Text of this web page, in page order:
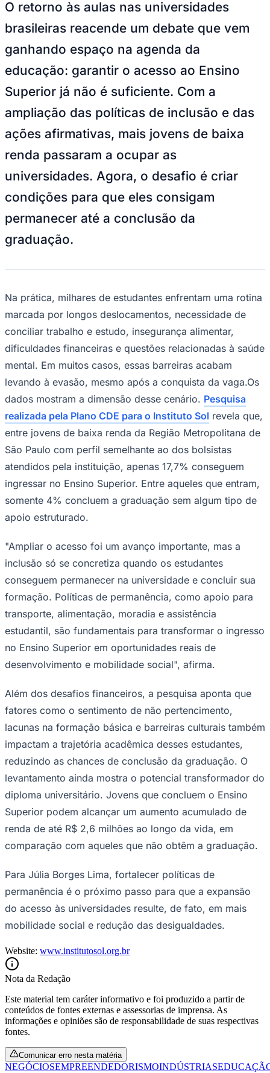
MutingaJardim ParaísoJardim Paulista Jardim ReginaliceJardim São
TupãJardim TupanciMutingaNova AldeinhaOsascoParque dos
Parque Viana
do Bom Jesus Recanto PhrynéaSantana de
Parnaíba
Tamboré Vale do Sol Vila Barros
do CondeVila Engenho Novo Vila MárciaVila Nossa Sra. da
Para Sua Empresa
Anuncie no Portal
Divulgar VagasNovo
Turismo
Hospitais Estaduais
Santana de Parnaíba
Anuncie Regional
Guia de Empresas
Vagas na RegiãoNovo
Hub de Negócios
Guia Comercial
Portal Educacional
Agenda de Vestibulares
Vagas de Emprego
Concursos
Panorama Econômico
Para Sua Empresa
Anuncie no Portal
Verificar Empresa
Anunciar VagasNovo
Publicidade Legal
NFL
Fórmula 1
UFC
Tênis (ATP)
MLB
NHL
Atletismo
NBB
Competições de Futebol
Paulistão
Copa do Brasil
Sul-Americana
Copa América
Champions League
Premier League
La Liga
Bundesliga
Mundial 2026
Times - Ir direto
O retorno às aulas nas universidades
brasileiras reacende um debate que vem
ganhando espaço na agenda da
educação: garantir o acesso ao Ensino
Superior já não é suficiente. Com a
ampliação das políticas de inclusão e das
ações afirmativas, mais jovens de baixa
renda passaram a ocupar as
universidades. Agora, o desafio é criar
condições para que eles consigam
permanecer até a conclusão da
graduação.
Na prática, milhares de estudantes enfrentam uma rotina
marcada por longos deslocamentos, necessidade de
conciliar trabalho e estudo, insegurança alimentar,
dificuldades financeiras e questões relacionadas à saúde
mental. Em muitos casos, essas barreiras acabam
levando à evasão, mesmo após a conquista da vaga.Os
dados mostram a dimensão desse cenário. Pesquisa
realizada pela Plano CDE para o Instituto Sol revela que,
entre jovens de baixa renda da Região Metropolitana de
São Paulo com perfil semelhante ao dos bolsistas
atendidos pela instituição, apenas 17,7% conseguem
ingressar no Ensino Superior. Entre aqueles que entram,
somente 4% concluem a graduação sem algum tipo de
apoio estruturado.
"Ampliar o acesso foi um avanço importante, mas a
inclusão só se concretiza quando os estudantes
conseguem permanecer na universidade e concluir sua
formação. Políticas de permanência, como apoio para
transporte, alimentação, moradia e assistência
estudantil, são fundamentais para transformar o ingresso
no Ensino Superior em oportunidades reais de
desenvolvimento e mobilidade social", afirma.
Além dos desafios financeiros, a pesquisa aponta que
fatores como o sentimento de não pertencimento,
lacunas na formação básica e barreiras culturais também
impactam a trajetória acadêmica desses estudantes,
reduzindo as chances de conclusão da graduação. O
levantamento ainda mostra o potencial transformador do
diploma universitário. Jovens que concluem o Ensino
Superior podem alcançar um aumento acumulado de
renda de até R$ 2,6 milhões ao longo da vida, em
comparação com aqueles que não obtêm a graduação.
Para Júlia Borges Lima, fortalecer políticas de
permanência é o próximo passo para que a expansão
do acesso às universidades resulte, de fato, em mais
mobilidade social e redução das desigualdades.
Website: www.institutosol.org.br
Nota da Redação
Este material tem caráter informativo e foi produzido a partir de
conteúdos de fontes externas e assessorias de imprensa. As
informações e opiniões são de responsabilidade de suas respectivas
fontes.
Comunicar erro nesta matéria
NEGÓCIOSEMPREENDEDORISMOINDÚSTRIAS